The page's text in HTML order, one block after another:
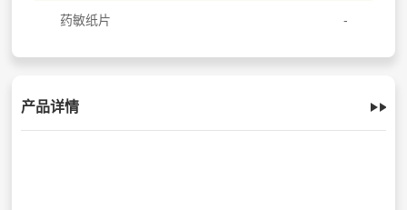
药敏纸片
产品详情